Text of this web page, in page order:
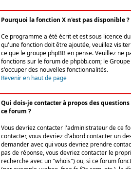
Pourquoi la fonction X n'est pas disponible ?
Ce programme a été écrit et est sous licence
qu'une fonction doit être ajoutée, veuillez
ce que le groupe phpBB en pense. Veuillez ne
fonctions sur le forum de phpbb.com; le
s'occuper des nouvelles fonctionnalités.
Revenir en haut de page
Qui dois-je contacter à propos des
ce forum ?
Vous devriez contacter l'administrateur de ce
contacter, vous devriez d'abord contacter un
demander avec qui vous devriez prendre
pas de réponse, vous devriez contacter le
recherche avec un "whois") ou, si ce forum